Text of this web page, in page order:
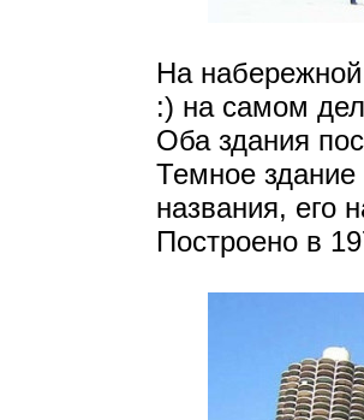
На набережной
:) на самом
Оба здания
Темное
названия, его
Построено в